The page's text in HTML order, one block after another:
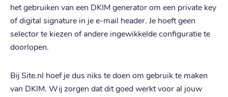
het gebruiken van een DKIM generator om een private key
of digital signature in je e-mail header. Je hoeft geen
selector te kiezen of andere ingewikkelde configuratie te
doorlopen.
Bij Site.nl hoef je dus niks te doen om gebruik te maken
van DKIM. Wij zorgen dat dit goed werkt voor al jouw